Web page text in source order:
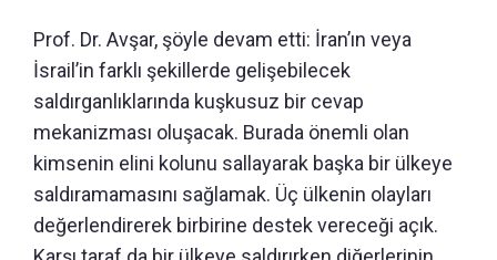
Prof. Dr. Avşar, şöyle devam etti: İran’ın veya
İsrail’in farklı şekillerde gelişebilecek
saldırganlıklarında kuşkusuz bir cevap
mekanizması oluşacak. Burada önemli olan
kimsenin elini kolunu sallayarak başka bir ülkeye
saldıramamasını sağlamak. Üç ülkenin olayları
değerlendirerek birbirine destek vereceği açık.